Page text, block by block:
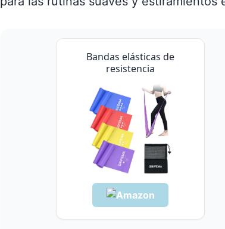
Bandas elásticas de
resistencia